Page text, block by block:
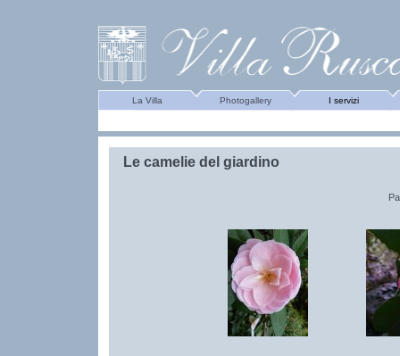
La Villa Photogallery I servizi
Le camelie del giardino